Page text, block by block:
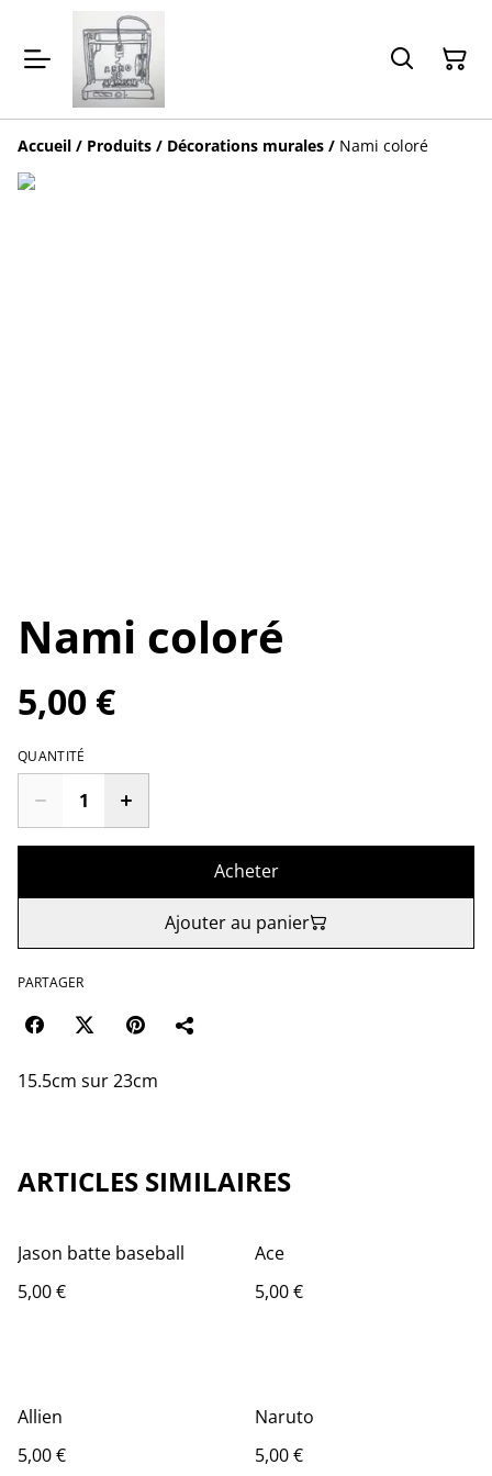
Accueil / Produits / Décorations murales / Nami coloré
Nami coloré
5,00 €
QUANTITÉ
Acheter
Ajouter au panier
PARTAGER
15.5cm sur 23cm
ARTICLES SIMILAIRES
Jason batte baseball
5,00 €
Ace
5,00 €
Allien
5,00 €
Naruto
5,00 €